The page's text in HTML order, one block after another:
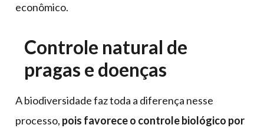
econômico.
Controle natural de
pragas e doenças
A biodiversidade faz toda a diferença nesse
processo, pois favorece o controle biológico por